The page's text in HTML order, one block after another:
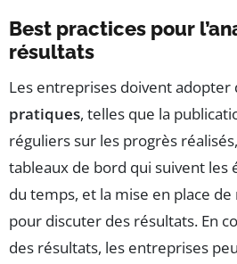
Best practices pour
résultats
Les entreprises doivent adopter
pratiques, telles que la
réguliers sur les progrès
tableaux de bord qui suivent les
du temps, et la mise en place
pour discuter des résultats. En
des résultats, les entreprises